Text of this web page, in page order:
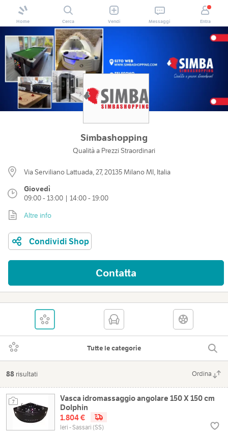
Home Cerca Vendi Messaggi Entra
Simbashopping
Qualità a Prezzi Straordinari
Via Serviliano Lattuada, 27, 20135 Milano MI, Italia
Giovedì
09:00 - 13:00 | 14:00 - 19:00
Altre info
Condividi Shop
Contatta
Tutte le categorie
88 risultati Ordina
7
Vasca idromassaggio angolare 150 X 150 cm
Dolphin
1.804 €
Ieri - Sassari (SS)